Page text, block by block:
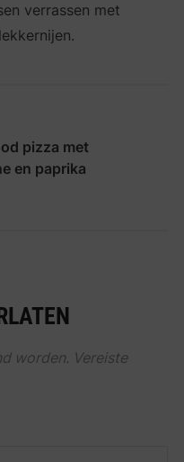
verrassen met
pizza met
en paprika
worden. Vereiste